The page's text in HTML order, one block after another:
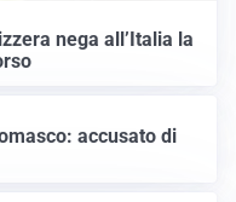
nega all’Italia la
accusato di